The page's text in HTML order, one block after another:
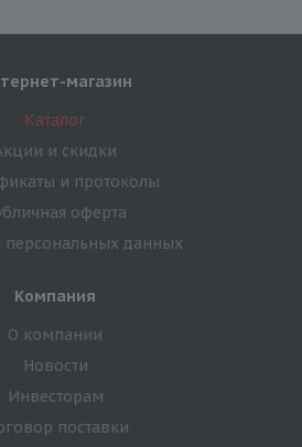
магазин
Каталог
и скидки
и протоколы
оферта
персональных данных
Компания
О компании
Новости
Инвесторам
поставки